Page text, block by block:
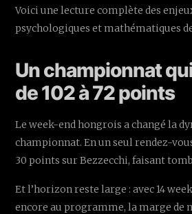
Voici une lecture complète des
psychologiques et mathématiques
Un championnat
de 102 à 72 points
Le week-end hongrois a changé la
championnat. En un seul rendez-
30 points sur Bezzecchi, faisant
Et l’horizon reste large : avec 14
encore au programme, la marge de